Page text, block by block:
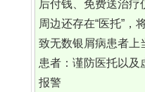
后付钱、免费送治疗
周边还存在“医托”，
致无数银屑病患者上
患者：谨防医托以及
报警